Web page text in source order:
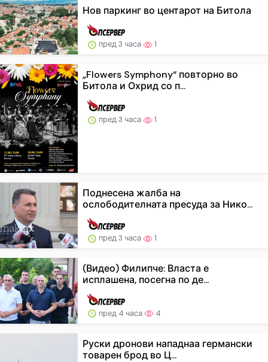
Нов паркинг во центарот на Битола
пред 3 часа 1
„Flowers Symphony“ повторно во
Битола и Охрид со п...
пред 3 часа 1
Поднесена жалба на
ослободителната пресуда за Нико...
пред 3 часа 1
(Видео) Филипче: Власта е
исплашена, посегна по де...
пред 4 часа 4
Руски дронови нападнаа германски
товарен брод во Ц...